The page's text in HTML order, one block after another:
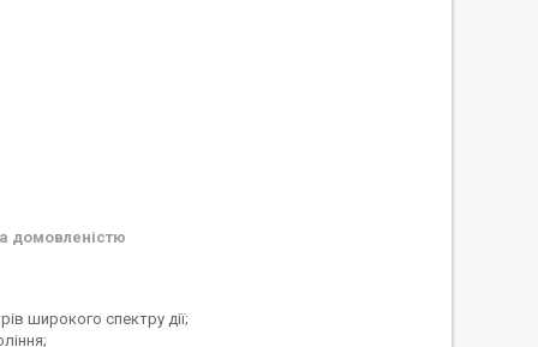
домовленістю
широкого спектру дії;